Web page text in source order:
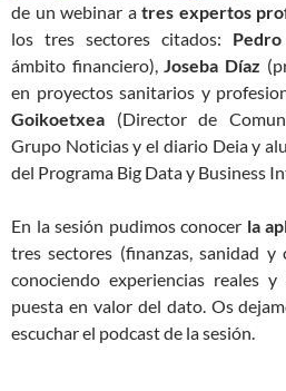
de un webinar a tres expertos
los tres sectores citados:
ámbito financiero),Joseba Díaz
en proyectos sanitarios y
Goikoetxea (Director de
Grupo Noticias y el diario Deia y
del Programa Big Data y Business
En la sesión pudimos conocer la
tres sectores (finanzas, sanidad y
conociendo experiencias reales
puesta en valor del dato. Os
escuchar el podcast de la sesión.